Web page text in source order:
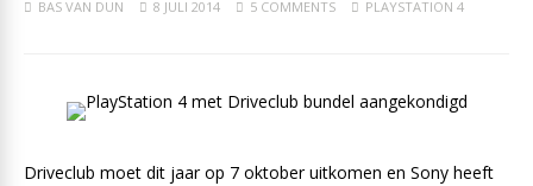
BAS VAN DUN 8 JULI 2014 5 COMMENTS PLAYSTATION 4
Driveclub moet dit jaar op 7 oktober uitkomen en Sony heeft